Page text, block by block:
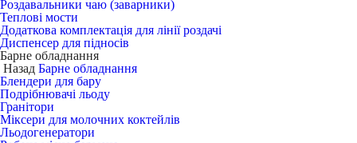
Роздавальники чаю (заварники)
Теплові мости
Додаткова комплектація для лінії роздачі
Диспенсер для підносів
Барне обладнання
Назад Барне обладнання
Блендери для бару
Подрібнювачі льоду
Гранітори
Міксери для молочних коктейлів
Льодогенератори